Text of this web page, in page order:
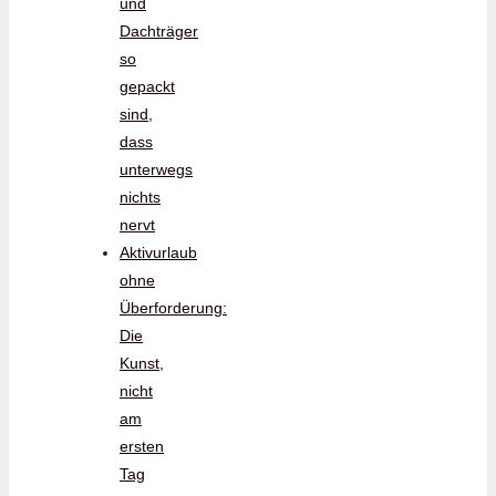
Dachträger
so
gepackt
sind,
dass
unterwegs
nichts
nervt
Aktivurlaub
ohne
Überforderung:
Die
Kunst,
nicht
am
ersten
Tag